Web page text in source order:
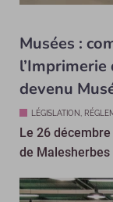
Musées :
devenu
LÉGISLATION,
Le 26
de